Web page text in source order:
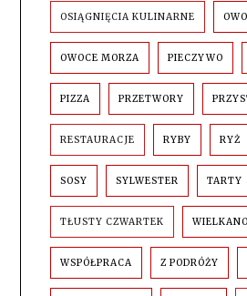
OSIĄGNIĘCIA KULINARNE
OWOCE MORZA PIECZYWO
PIZZA PRZETWORY
RESTAURACJE RYBY RYŻ
SOSY SYLWESTER TARTY
TŁUSTY CZWARTEK
WSPÓŁPRACA Z PODRÓŻY